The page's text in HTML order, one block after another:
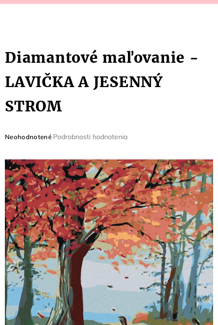
Diamantové maľovanie -
LAVIČKA A JESENNÝ
STROM
Priemerné
je
0,0
z
5
hviezdičiek.
Neohodnotené Podrobnosti hodnotenia